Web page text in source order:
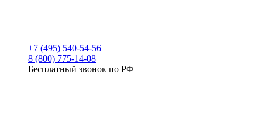
+7 (495) 540-54-56
8 (800) 775-14-08
Бесплатный звонок по РФ